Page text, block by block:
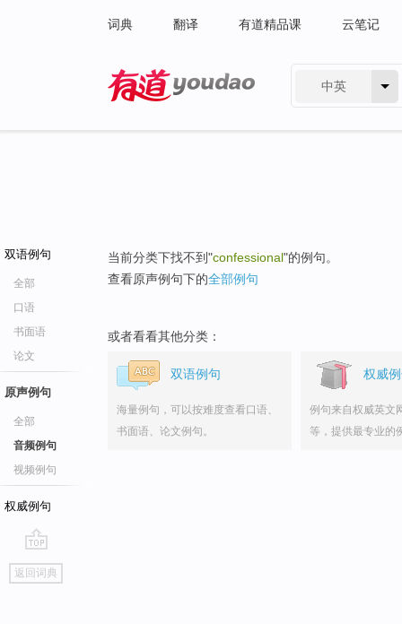
词典 翻译 有道精品课 云笔记
中英
双语例句
全部
口语
书面语
论文
原声例句
全部
音频例句
视频例句
权威例句
go
top
返回词典
当前分类下找不到"confessional"的例句。
查看原声例句下的全部例句
或者看看其他分类：
双语例句
海量例句，可以按难度查看口语、
书面语、论文例句。
权威
例句来自权威英文
等，提供最专业的